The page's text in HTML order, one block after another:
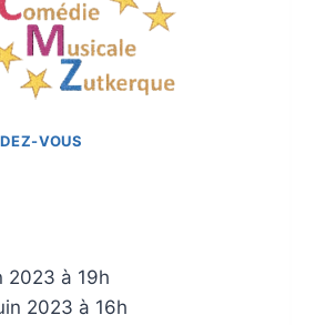
VOUS
2023 à 19h
2023 à 16h